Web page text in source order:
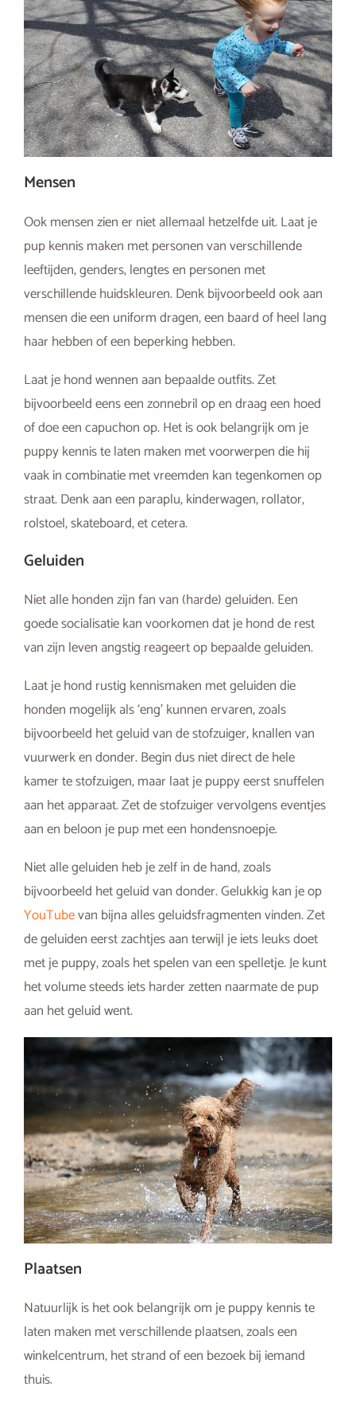
Mensen
Ook mensen zien er niet allemaal hetzelfde uit. Laat je
pup kennis maken met personen van verschillende
leeftijden, genders, lengtes en personen met
verschillende huidskleuren. Denk bijvoorbeeld ook aan
mensen die een uniform dragen, een baard of heel lang
haar hebben of een beperking hebben.
Laat je hond wennen aan bepaalde outfits. Zet
bijvoorbeeld eens een zonnebril op en draag een hoed
of doe een capuchon op. Het is ook belangrijk om je
puppy kennis te laten maken met voorwerpen die hij
vaak in combinatie met vreemden kan tegenkomen op
straat. Denk aan een paraplu, kinderwagen, rollator,
rolstoel, skateboard, et cetera.
Geluiden
Niet alle honden zijn fan van (harde) geluiden. Een
goede socialisatie kan voorkomen dat je hond de rest
van zijn leven angstig reageert op bepaalde geluiden.
Laat je hond rustig kennismaken met geluiden die
honden mogelijk als ‘eng’ kunnen ervaren, zoals
bijvoorbeeld het geluid van de stofzuiger, knallen van
vuurwerk en donder. Begin dus niet direct de hele
kamer te stofzuigen, maar laat je puppy eerst snuffelen
aan het apparaat. Zet de stofzuiger vervolgens eventjes
aan en beloon je pup met een hondensnoepje.
Niet alle geluiden heb je zelf in de hand, zoals
bijvoorbeeld het geluid van donder. Gelukkig kan je op
YouTubevan bijna alles geluidsfragmenten vinden. Zet
de geluiden eerst zachtjes aan terwijl je iets leuks doet
met je puppy, zoals het spelen van een spelletje. Je kunt
het volume steeds iets harder zetten naarmate de pup
aan het geluid went.
Plaatsen
Natuurlijk is het ook belangrijk om je puppy kennis te
laten maken met verschillende plaatsen, zoals een
winkelcentrum, het strand of een bezoek bij iemand
thuis.